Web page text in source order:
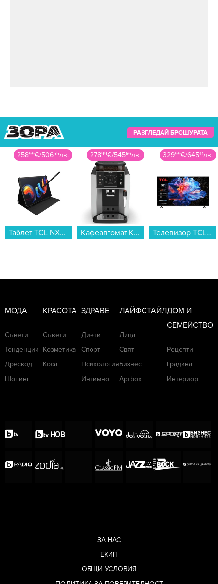
РАЗГЛЕДАЙ БРОШУРАТА
27899€/54566лв.
Кафеавтомат Krups EA910E10 SENSATION...
32999€/64541лв.
Телевизор TCL 55V6C , 139 см, 3840x2160 UHD-4K , 55 inch, Android , LED , Smart TV...
4999€/9778лв.
Тример Philips BG5470/15...
МОДА
Съвети
Тенденции
Дрескод
Шопинг
КРАСОТА
Съвети
Козметика
Коса
ЗДРАВЕ
Диети
Спорт
Психология
Интимно
ЛАЙФСТАЙЛ
Лица
Свят
Бизнес
Артbox
ДОМ И
СЕМЕЙСТВО
Рецепти
Градина
Интериор
ЗА НАС
ЕКИП
ОБЩИ УСЛОВИЯ